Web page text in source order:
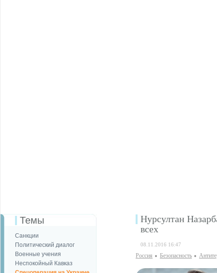
Темы
Санкции
Политический диалог
Военные учения
Неспокойный Кавказ
Нурсултан
всех
08.11.2016 16:47
Россия Безопаcность